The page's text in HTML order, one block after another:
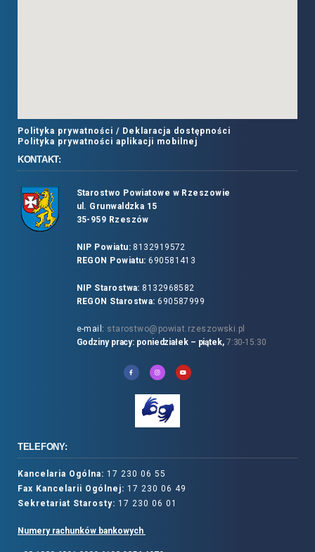
Polityka prywatności / Deklaracja dostępności
Polityka prywatności aplikacji mobilnej
KONTAKT:
Starostwo Powiatowe w Rzeszowie
ul. Grunwaldzka 15
35-959 Rzeszów
NIP Powiatu:8132919572
REGON Powiatu: 690581413
NIP Starostwa: 8132968582
REGON Starostwa: 690587999
e-mail: starostwo@powiat.rzeszowski.pl
Godziny pracy: poniedziałek – piątek, 7:30-15:30
TELEFONY:
Kancelaria Ogólna: 17 230 06 55
Fax Kancelarii Ogólnej: 17 230 06 49
Sekretariat Starosty: 17 230 06 01
Numery rachunków bankowych